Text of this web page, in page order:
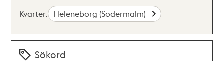
Kvarter: Heleneborg (Södermalm)
Sökord